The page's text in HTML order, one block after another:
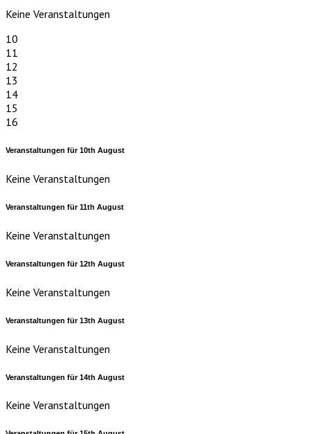
Keine Veranstaltungen
10
11
12
13
14
15
16
Veranstaltungen für10th August
Keine Veranstaltungen
Veranstaltungen für11th August
Keine Veranstaltungen
Veranstaltungen für12th August
Keine Veranstaltungen
Veranstaltungen für13th August
Keine Veranstaltungen
Veranstaltungen für14th August
Keine Veranstaltungen